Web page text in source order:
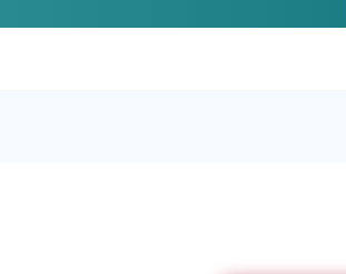
στρώματα. Το πάνελ θα επιχειρήσει
και ουσιαστικές πολιτικές